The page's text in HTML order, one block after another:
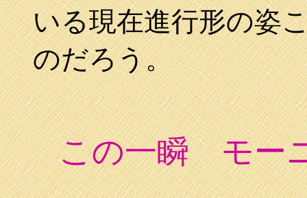
いる現在進行形の姿
のだろう。
この一瞬 モー